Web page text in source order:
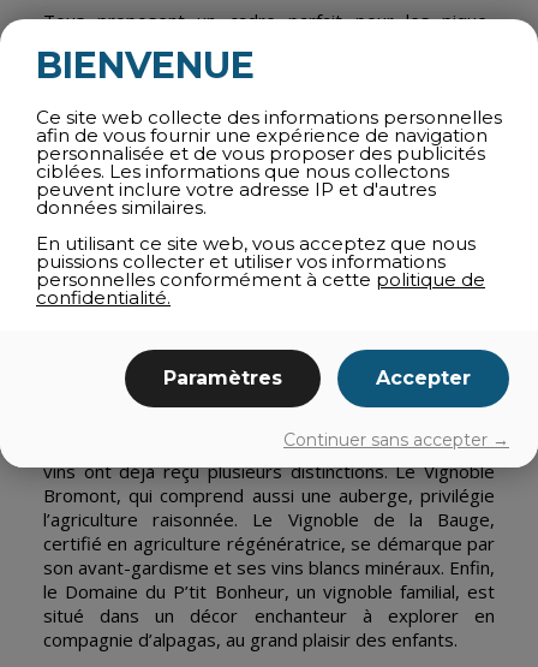
Tous proposent un cadre parfait pour les pique-
que Knowlton, l’un des plus beaux villages du Québec.
promenade en voiture pour ramener nos vins favoris à
la maison? Pour ceux pour qui la distance serait un
frein, il est possible de louer un vélo à assistance
électrique.
EN VOITURE:LA VIRÉE(69
KM)
Deux jours sont recommandés pour ce circuit. Le
premier consiste à suivre le parcours de La lanterne
rouge. Le deuxième jour est consacré à des
Vignoble du PicBois est une jeune entreprise dont les
vins ont déjà reçu plusieurs distinctions. Le Vignoble
Bromont, qui comprend aussi une auberge, privilégie
l’agriculture raisonnée. Le Vignoble de la Bauge,
certifié en agriculture régénératrice, se démarque par
son avant-gardisme et ses vins blancs minéraux. Enfin,
le Domaine du P’tit Bonheur, un vignoble familial, est
situé dans un décor enchanteur à explorer en
compagnie d’alpagas, au grand plaisir des enfants.
BIENVENUE
Ce site web collecte des informations personnelles
afin de vous fournir une expérience de navigation
personnalisée et de vous proposer des publicités
ciblées. Les informations que nous collectons
peuvent inclure votre adresse IP et d'autres
données similaires.
En utilisant ce site web, vous acceptez que nous
puissions collecter et utiliser vos informations
personnelles conformément à cette politique de
confidentialité.
Paramètres Accepter
Continuer sans accepter →